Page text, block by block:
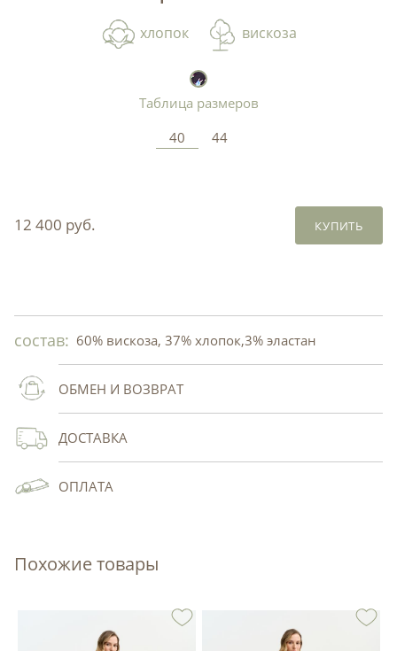
хлопок вискоза
Таблица размеров
40
44
12 400 руб. КУПИТЬ
состав: 60% вискоза, 37% хлопок,3% эластан
ОБМЕН И ВОЗВРАТ
ДОСТАВКА
ОПЛАТА
Похожие товары